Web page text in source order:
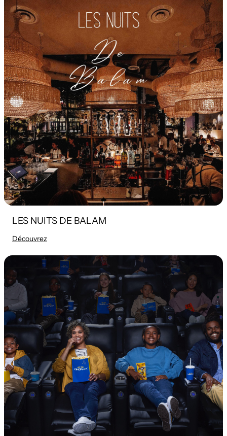
LES NUITS DE BALAM
Découvrez